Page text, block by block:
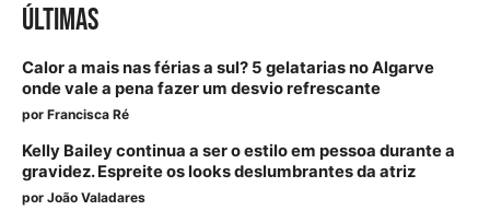
ÚLTIMAS
Calor a mais nas férias a sul? 5 gelatarias no Algarve
onde vale a pena fazer um desvio refrescante
por Francisca Ré
Kelly Bailey continua a ser o estilo em pessoa durante a
gravidez. Espreite os looks deslumbrantes da atriz
por João Valadares